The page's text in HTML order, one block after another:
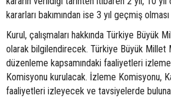
kararları bakımından ise 3 yıl geçmiş
Kurul, çalışmaları hakkında Türkiye Büyük
olarak bilgilendirecek. Türkiye Büyük Millet
düzenleme kapsamındaki faaliyetleri
Komisyonu kurulacak. İzleme Komisyonu,
faaliyetleri izleyecek ve tavsiyelerde